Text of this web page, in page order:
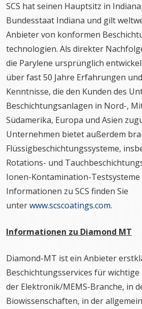
SCS hat seinen Hauptsitz in
Bundesstaat Indiana und gilt
Anbieter von konformen
technologien. Als direkter
die Parylene ursprünglich
über fast 50 Jahre Erfahrungen
Kenntnisse, die den Kunden des
Beschichtungsanlagen in Nord-,
Südamerika, Europa und Asien
Unternehmen bietet außerdem
Flüssigbeschichtungssysteme,
Rotations- und
Ionen-Kontamination-Testsysteme
Informationen zu SCS finden Sie
unterwww.scscoatings.com.
Informationen zu Diamond MT
Diamond-MT ist ein Anbieter
Beschichtungsservices für
der Elektronik/MEMS-Branche, in
Biowissenschaften, in der